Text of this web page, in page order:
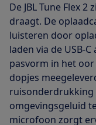
De JBL Tune Flex
draagt. De
luisteren door
laden via de USB-
pasvorm in het
dopjes
ruisonderdrukking
omgevingsgeluid
microfoon zorgt